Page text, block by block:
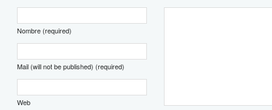
Nombre (required)
Mail (will not be published) (required)
Web